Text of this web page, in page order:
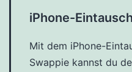
iPhone-
Mit dem iPhone-
Swappie kannst du